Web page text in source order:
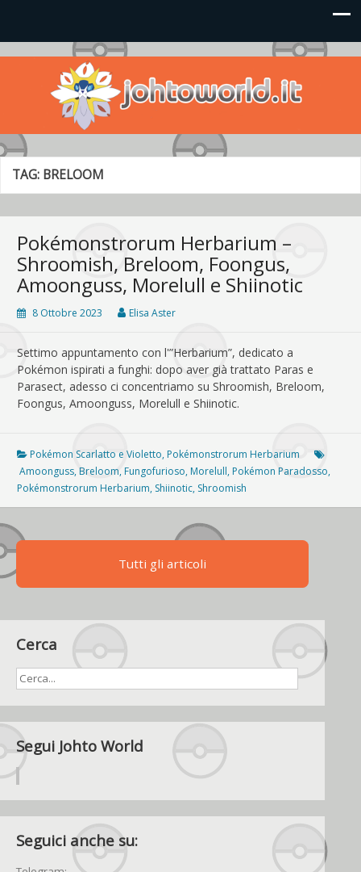
Johto World
Le novità più frizzanti dall'universo Pokémon e Nintendo
TAG: BRELOOM
Pokémonstrorum Herbarium –
Shroomish, Breloom, Foongus,
Amoonguss, Morelull e Shiinotic
8 Ottobre 2023 Elisa Aster
Settimo appuntamento con l'”Herbarium”, dedicato a
Pokémon ispirati a funghi: dopo aver già trattato Paras e
Parasect, adesso ci concentriamo su Shroomish, Breloom,
Foongus, Amoonguss, Morelull e Shiinotic.
Pokémon Scarlatto e Violetto, Pokémonstrorum Herbarium
Amoonguss, Breloom, Fungofurioso, Morelull, Pokémon Paradosso,
Pokémonstrorum Herbarium, Shiinotic, Shroomish
Tutti gli articoli
Cerca
Segui Johto World
Seguici anche su: